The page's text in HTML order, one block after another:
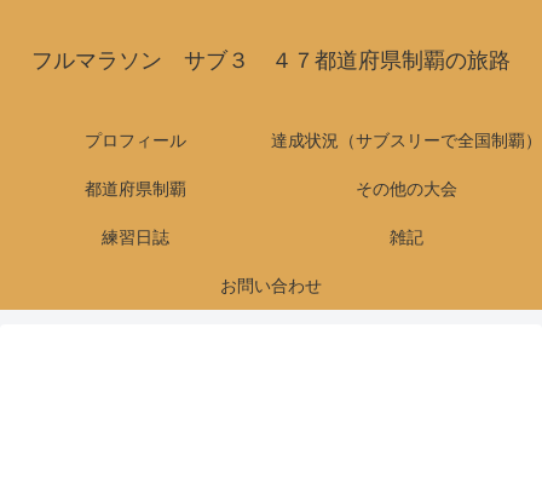
フルマラソン サブ３ ４７都道府県制覇の旅路
プロフィール 達成状況（サブスリーで全国制覇）
都道府県制覇 その他の大会
練習日誌 雑記
お問い合わせ